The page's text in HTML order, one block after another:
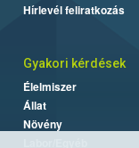
Hírlevél feliratkozás
Gyakori kérdések
Élelmiszer
Állat
Növény